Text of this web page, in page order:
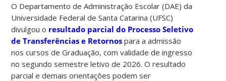
O Departamento de Administração Escolar (DAE) da
Universidade Federal de Santa Catarina (UFSC)
divulgou o resultado parcial do Processo Seletivo
de Transferências e Retornos para a admissão
nos cursos de Graduação, com validade de ingresso
no segundo semestre letivo de 2026. O resultado
parcial e demais orientações podem ser